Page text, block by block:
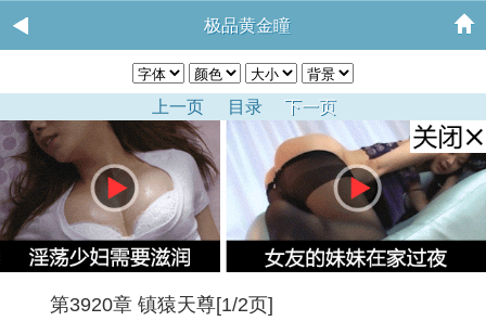
极品黄金瞳
上一页 目录 下一页
第3920章 镇猿天尊[1/2页]